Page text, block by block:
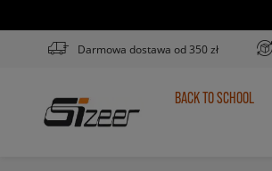
Darmowa dostawa od 350 zł
BACK
BACK TO SCHOOL